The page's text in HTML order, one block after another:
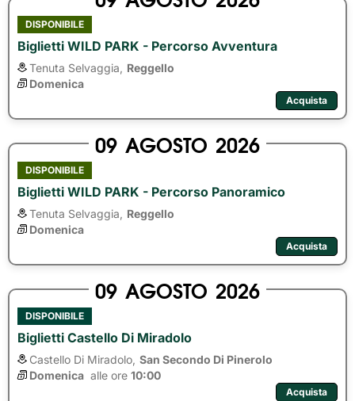
DISPONIBILE
Biglietti WILD PARK - Percorso Avventura
Tenuta Selvaggia,
Reggello
Domenica
Acquista
09 AGOSTO 2026
DISPONIBILE
Biglietti WILD PARK - Percorso Panoramico
Tenuta Selvaggia,
Reggello
Domenica
Acquista
09 AGOSTO 2026
DISPONIBILE
Biglietti Castello Di Miradolo
Castello Di Miradolo, San Secondo Di Pinerolo
Domenica alle ore 10:00
Acquista